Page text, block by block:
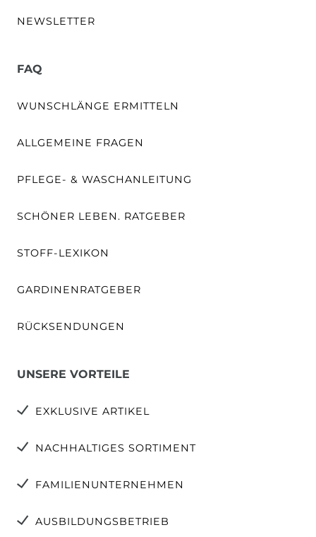
NEWSLETTER
FAQ
WUNSCHLÄNGE ERMITTELN
ALLGEMEINE FRAGEN
PFLEGE- & WASCHANLEITUNG
SCHÖNER LEBEN. RATGEBER
STOFF-LEXIKON
GARDINENRATGEBER
RÜCKSENDUNGEN
UNSERE VORTEILE
EXKLUSIVE ARTIKEL
NACHHALTIGES SORTIMENT
FAMILIENUNTERNEHMEN
AUSBILDUNGSBETRIEB